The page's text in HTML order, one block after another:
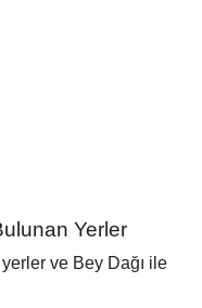
Yerler
ve Bey Dağı ile